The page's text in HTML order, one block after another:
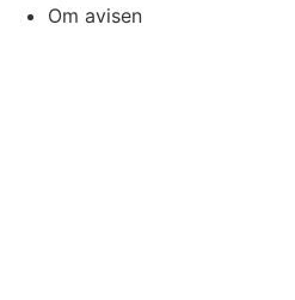
Om avisen